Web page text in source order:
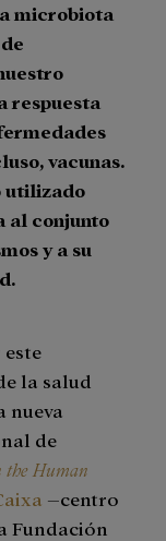
microbiota
respuesta
vacunas.
utilizado
al conjunto
y a su
la salud
nueva
de
the Human
–centro
Fundación